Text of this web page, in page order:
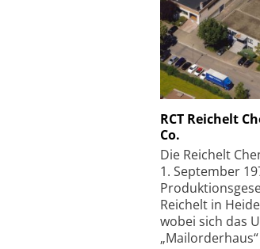
RCT Reichelt
Co.
Die Reichelt
1. September
Reichelt in
wobei sich das